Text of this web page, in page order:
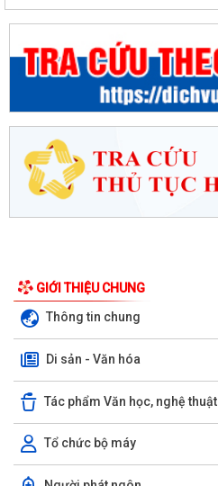
GIỚI THIỆU CHUNG
Thông tin chung
Di sản - Văn hóa
Tác phẩm Văn học, nghệ thuật
Tổ chức bộ máy